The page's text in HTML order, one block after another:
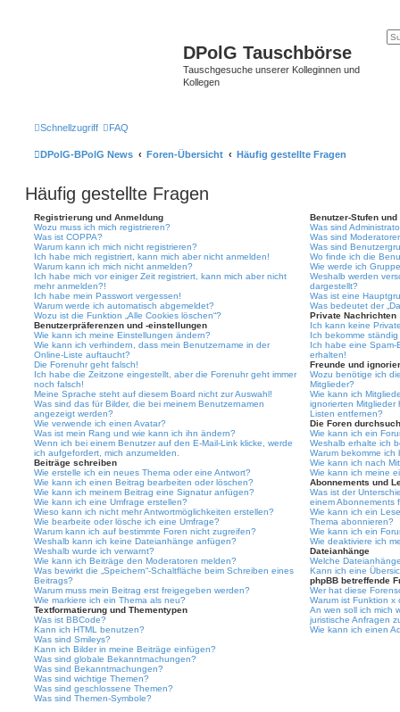
DPolG Tauschbörse
Tauschgesuche unserer Kolleginnen und
Kollegen
Schnellzugriff FAQ
DPolG-BPolG News Foren-Übersicht Häufig gestellte Fragen
Häufig gestellte Fragen
Registrierung und Anmeldung
Wozu muss ich mich registrieren?
Was ist COPPA?
Warum kann ich mich nicht registrieren?
Ich habe mich registriert, kann mich aber nicht anmelden!
Warum kann ich mich nicht anmelden?
Ich habe mich vor einiger Zeit registriert, kann mich aber nicht
mehr anmelden?!
Ich habe mein Passwort vergessen!
Warum werde ich automatisch abgemeldet?
Wozu ist die Funktion „Alle Cookies löschen“?
Benutzerpräferenzen und -einstellungen
Wie kann ich meine Einstellungen ändern?
Wie kann ich verhindern, dass mein Benutzername in der
Online-Liste auftaucht?
Die Forenuhr geht falsch!
Ich habe die Zeitzone eingestellt, aber die Forenuhr geht immer
noch falsch!
Meine Sprache steht auf diesem Board nicht zur Auswahl!
Was sind das für Bilder, die bei meinem Benutzernamen
angezeigt werden?
Wie verwende ich einen Avatar?
Was ist mein Rang und wie kann ich ihn ändern?
Wenn ich bei einem Benutzer auf den E-Mail-Link klicke, werde
ich aufgefordert, mich anzumelden.
Beiträge schreiben
Wie erstelle ich ein neues Thema oder eine Antwort?
Wie kann ich einen Beitrag bearbeiten oder löschen?
Wie kann ich meinem Beitrag eine Signatur anfügen?
Wie kann ich eine Umfrage erstellen?
Wieso kann ich nicht mehr Antwortmöglichkeiten erstellen?
Wie bearbeite oder lösche ich eine Umfrage?
Warum kann ich auf bestimmte Foren nicht zugreifen?
Weshalb kann ich keine Dateianhänge anfügen?
Weshalb wurde ich verwarnt?
Wie kann ich Beiträge den Moderatoren melden?
Was bewirkt die „Speichern“-Schaltfläche beim Schreiben eines
Beitrags?
Warum muss mein Beitrag erst freigegeben werden?
Wie markiere ich ein Thema als neu?
Textformatierung und Thementypen
Was ist BBCode?
Kann ich HTML benutzen?
Was sind Smileys?
Kann ich Bilder in meine Beiträge einfügen?
Was sind globale Bekanntmachungen?
Was sind Bekanntmachungen?
Was sind wichtige Themen?
Was sind geschlossene Themen?
Was sind Themen-Symbole?
Benutzer-Stufen und
Was sind
Was sind
Was sind
Wo finde ich die
Wie werde ich
Weshalb werden
dargestellt?
Was ist eine
Was bedeutet der
Private Nachrichten
Ich kann keine
Ich bekomme
Ich habe eine Spam-
erhalten!
Freunde und
Wozu benötige ich
Mitglieder?
Wie kann ich
ignorierten
Listen entfernen?
Die Foren
Wie kann ich ein
Weshalb erhalte ich
Warum bekomme
Wie kann ich nach
Wie kann ich meine
Abonnements und
Was ist der
einem Abonnements
Wie kann ich ein
Thema abonnieren?
Wie kann ich ein
Wie deaktiviere ich
Dateianhänge
Welche
Kann ich eine
phpBB betreffende
Wer hat diese
Warum ist Funktion
An wen soll ich mich
juristische Anfragen
Wie kann ich einen